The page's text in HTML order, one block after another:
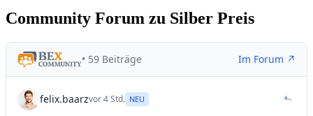
Community Forum zu Silber Preis